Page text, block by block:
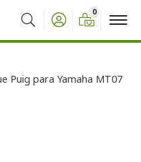
Buscar
0
Puig para Yamaha MT07